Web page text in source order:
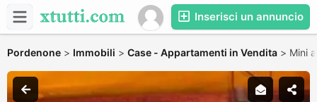
Inserisci un annuncio
Pordenone > Immobili > Case - Appartamenti in Vendita > Mini